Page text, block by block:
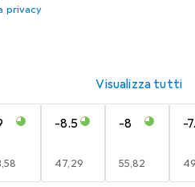
privacy
Visualizza tutti
-8.5
EUR
47,29
-8
EUR
55,82
-